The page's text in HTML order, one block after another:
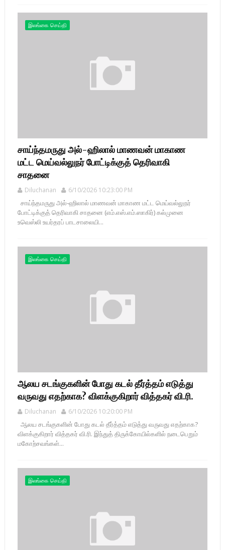
இலங்கை செய்தி
சாய்ந்தமருது அல்-ஹிலால் மாணவன் மாகாண
மட்ட மெய்வல்லுநர் போட்டிக்குத் தெரிவாகி
சாதனை
Diluchanan 6/10/2026 10:23:00 PM
சாய்ந்தமருது அல்-ஹிலால் மாணவன் மாகாண மட்ட மெய்வல்லுநர்
போட்டிக்குத் தெரிவாகி சாதனை (எம்.எஸ்.எம்.ஸாகிர்) கல்முனை
உவெஸ்லி உயர்தரப் பாடசாலையி...
இலங்கை செய்தி
ஆலய சடங்குகளின் போது கடல் தீர்த்தம் எடுத்து
வருவது எதற்காக? விளக்குகிறார் வித்தகர் வி.ரி.
Diluchanan 6/10/2026 10:20:00 PM
ஆலய சடங்குகளின் போது கடல் தீர்த்தம் எடுத்து வருவது எதற்காக?
விளக்குகிறார் வித்தகர் வி.ரி. இந்துத் திருக்கோயில்களில் நடைபெறும்
மகோற்சவங்கள்...
இலங்கை செய்தி